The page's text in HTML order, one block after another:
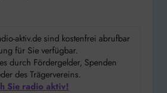
aktiv.de sind kostenfrei abrufbar
für Sie verfügbar.
durch Fördergelder, Spenden
des Trägervereins.
Sie radio aktiv!